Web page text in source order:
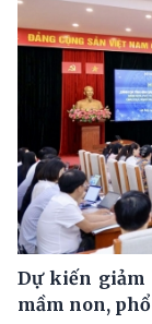
Dự kiến giảm
mầm non,